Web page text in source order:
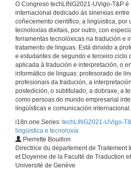
O Congreso techLING2021-UVigo-T&P
internacional dedicado ás sinerxias entre
coñecemento científico, a lingüística, por
tecnoloxías dixitais, por outro, con
ferramentas tecnolóxicas na tradución e
tratamento de linguas. Está dirixido a
e estudantes de segundo e terceiro ciclo
aplicada á tradución e interpretación, o
informático de linguas: profesorado de
profesionais da tradución, a
postedición, o subtitulado, a dobraxe, a
como persoas do mundo empresarial
lingüísticas e comunicación internacional.
i18n.one.Series: techLING2021-UVigo-
lingüística e tecnoloxía
Pierrette Bouillon
Directrice du département de Traitement
et Doyenne de la Faculté de Traduction
Université de Genève
Segunda
16 de dec. de
16 de dec. de
Presentación
17 de dec. de
Primeira